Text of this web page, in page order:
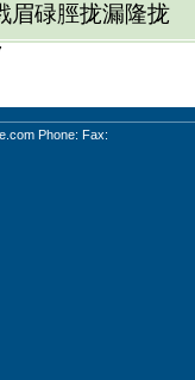
眉碌脛拢漏隆拢
Phone: Fax: